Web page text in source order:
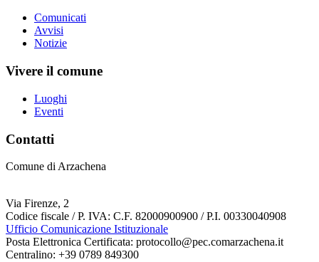
Comunicati
Avvisi
Notizie
Vivere il comune
Luoghi
Eventi
Contatti
Comune di Arzachena
Via Firenze, 2
Codice fiscale / P. IVA: C.F. 82000900900 / P.I. 00330040908
Ufficio Comunicazione Istituzionale
Posta Elettronica Certificata: protocollo@pec.comarzachena.it
Centralino: +39 0789 849300